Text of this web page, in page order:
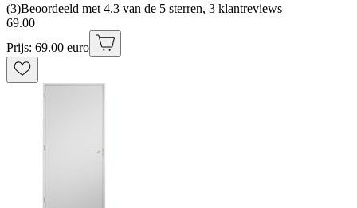
(3)Beoordeeld met 4.3 van de 5 sterren, 3 klantreviews
69.00
Prijs: 69.00 euro